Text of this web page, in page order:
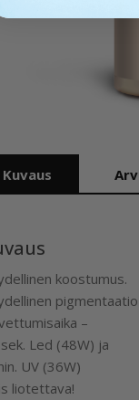
Kuvaus
koostumus.
–
Led (48W) ja
UV (36W)
liotettava!